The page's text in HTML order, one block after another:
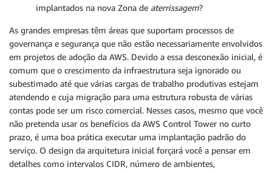
implantados na nova Zona de aterrissagem?
As grandes empresas têm áreas que suportam processos de
governança e segurança que não estão necessariamente envolvidos
em projetos de adoção da AWS. Devido a essa desconexão inicial, é
comum que o crescimento da infraestrutura seja ignorado ou
subestimado até que várias cargas de trabalho produtivas estejam
atendendo e cuja migração para uma estrutura robusta de várias
contas pode ser um risco comercial. Nesses casos, mesmo que você
não pretenda usar os benefícios da AWS Control Tower no curto
prazo, é uma boa prática executar uma implantação padrão do
serviço. O design da arquitetura inicial forçará você a pensar em
detalhes como intervalos CIDR, número de ambientes,